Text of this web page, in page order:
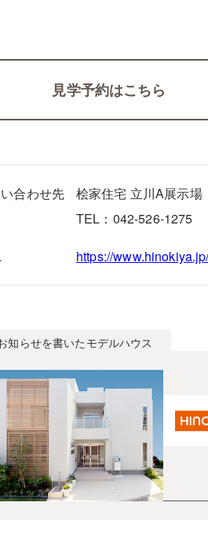
見学予約はこちら
合わせ先
桧家住宅 立川A展示場
TEL：042-526-1275
https://
知らせを書いたモデルハウス